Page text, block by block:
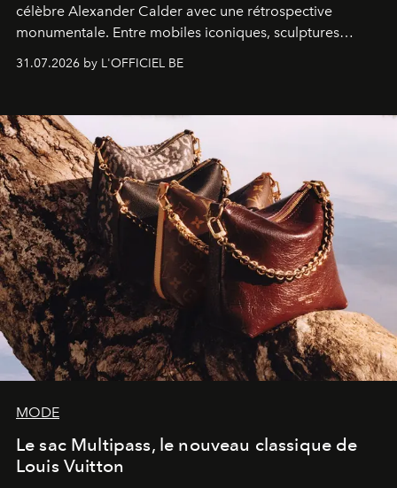
célèbre Alexander Calder avec une rétrospective
monumentale. Entre mobiles iconiques, sculptures
monumentales et poésie du mouvement, l'artiste
américain investit les espaces imaginés par Frank Gehry
sculpture.
31.07.2026 by L'OFFICIEL BE
MODE
Le sac Multipass, le nouveau classique de
Louis Vuitton